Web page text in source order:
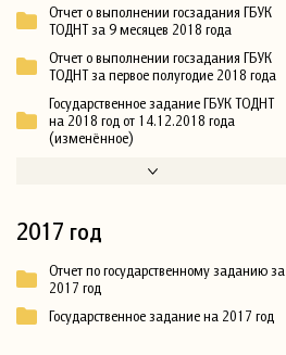
Отчет о выполнении госзадания ГБУК
ТОДНТ за 9 месяцев 2018 года
Отчет о выполнении госзадания ГБУК
ТОДНТ за первое полугодие 2018 года
Государственное задание ГБУК ТОДНТ
на 2018 год от 14.12.2018 года
(изменённое)
2017 год
Отчет по государственному заданию за
2017 год
Государственное задание на 2017 год